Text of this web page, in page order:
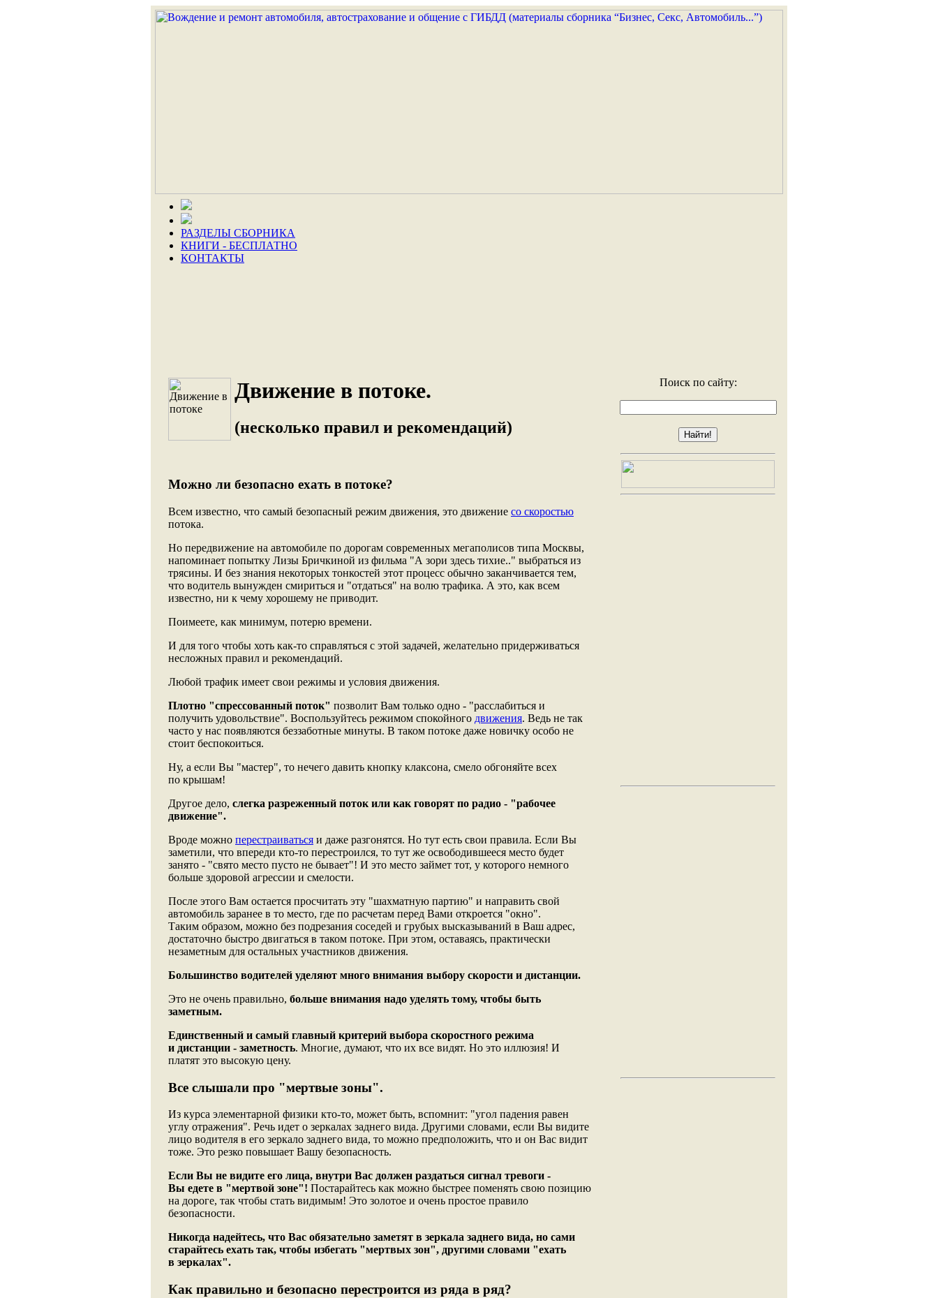
РАЗДЕЛЫ СБОРНИКА
КНИГИ - БЕСПЛАТНО
КОНТАКТЫ
Движение в потоке.
(несколько правил и рекомендаций)
Можно ли безопасно ехать в потоке?
Всем известно, что самый безопасный режим движения, это движение со скоростью
потока.
Но передвижение на автомобиле по дорогам современных мегаполисов типа Москвы,
напоминает попытку Лизы Бричкиной из фильма "А зори здесь тихие.." выбраться из
трясины. И без знания некоторых тонкостей этот процесс обычно заканчивается тем,
что водитель вынужден смириться и "отдаться" на волю трафика. А это, как всем
известно, ни к чему хорошему не приводит.
Поимеете, как минимум, потерю времени.
И для того чтобы хоть как-то справляться с этой задачей, желательно придерживаться
несложных правил и рекомендаций.
Любой трафик имеет свои режимы и условия движения.
Плотно "спрессованный поток" позволит Вам только одно - "расслабиться и
получить удовольствие". Воспользуйтесь режимом спокойного движения. Ведь не так
часто у нас появляются беззаботные минуты. В таком потоке даже новичку особо не
стоит беспокоиться.
Ну, а если Вы "мастер", то нечего давить кнопку клаксона, смело обгоняйте всех
по крышам!
Другое дело, слегка разреженный поток или как говорят по радио - "рабочее
движение".
Вроде можно перестраиваться и даже разгонятся. Но тут есть свои правила. Если Вы
заметили, что впереди кто-то перестроился, то тут же освободившееся место будет
занято - "свято место пусто не бывает"! И это место займет тот, у которого немного
больше здоровой агрессии и смелости.
После этого Вам остается просчитать эту "шахматную партию" и направить свой
автомобиль заранее в то место, где по расчетам перед Вами откроется "окно".
Таким образом, можно без подрезания соседей и грубых высказываний в Ваш адрес,
достаточно быстро двигаться в таком потоке. При этом, оставаясь, практически
незаметным для остальных участников движения.
Большинство водителей уделяют много внимания выбору скорости и дистанции.
Это не очень правильно, больше внимания надо уделять тому, чтобы быть
заметным.
Единственный и самый главный критерий выбора скоростного режима
и дистанции - заметность. Многие, думают, что их все видят. Но это иллюзия! И
платят это высокую цену.
Все слышали про "мертвые зоны".
Из курса элементарной физики кто-то, может быть, вспомнит: "угол падения равен
углу отражения". Речь идет о зеркалах заднего вида. Другими словами, если Вы видите
лицо водителя в его зеркало заднего вида, то можно предположить, что и он Вас видит
тоже. Это резко повышает Вашу безопасность.
Если Вы не видите его лица, внутри Вас должен раздаться сигнал тревоги -
Вы едете в "мертвой зоне"! Постарайтесь как можно быстрее поменять свою позицию
на дороге, так чтобы стать видимым! Это золотое и очень простое правило
безопасности.
Никогда надейтесь, что Вас обязательно заметят в зеркала заднего вида, но сами
старайтесь ехать так, чтобы избегать "мертвых зон", другими словами "ехать
в зеркалах".
Как правильно и безопасно перестроится из ряда в ряд?
Поиск по сайту: